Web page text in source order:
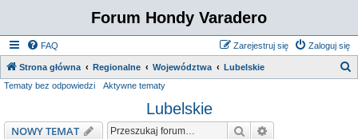
Forum Hondy Varadero
FAQ Zaloguj się
Zarejestruj się
Strona główna Regionalne Województwa Lubelskie
Tematy bez odpowiedzi Aktywne tematy
Lubelskie
NOWY TEMAT Szukaj